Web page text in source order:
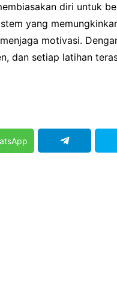
diri untuk
yang
motivasi.
dan setiap latihan